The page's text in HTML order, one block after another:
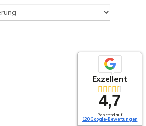
Exzellent
4,7
Basierend auf
120 Google-Bewertungen